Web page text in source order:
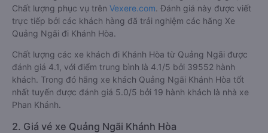
Chất lượng phục vụ trên Vexere.com. Đánh giá này được viết
trực tiếp bởi các khách hàng đã trải nghiệm các hãng Xe
Quảng Ngãi đi Khánh Hòa.
Chất lượng các xe khách đi Khánh Hòa từ Quảng Ngãi được
đánh giá 4.1, với điểm trung bình là 4.1/5 bởi 39552 hành
khách. Trong đó hãng xe khách Quảng Ngãi Khánh Hòa tốt
nhất tuyến được đánh giá 5.0/5 bởi 19 hành khách là nhà xe
Phan Khánh.
2. Giá vé xe Quảng Ngãi Khánh Hòa